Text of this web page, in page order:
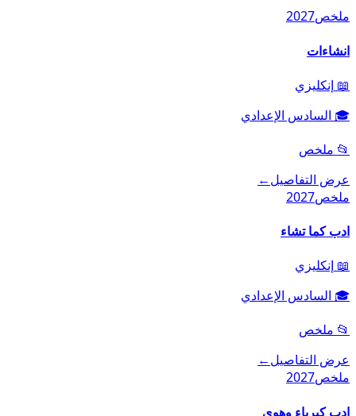
ملخص2027
انشاءات
📖 إنكليزي
🎓 السادس الإعدادي
📂 ملخص
عرض التفاصيل←
ملخص2027
ادب كما تشاء
📖 إنكليزي
🎓 السادس الإعدادي
📂 ملخص
عرض التفاصيل←
ملخص2027
ادب كبرياء وهوى